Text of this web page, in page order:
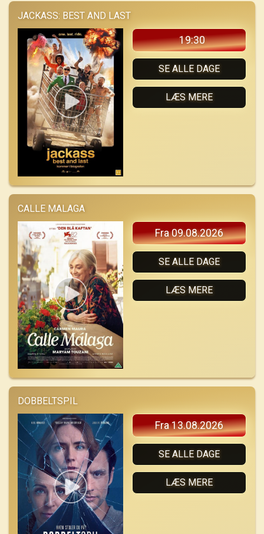
JACKASS: BEST AND LAST
19:30
SE ALLE DAGE
LÆS MERE
CALLE MALAGA
Fra 09.08.2026
SE ALLE DAGE
LÆS MERE
DOBBELTSPIL
Fra 13.08.2026
SE ALLE DAGE
LÆS MERE